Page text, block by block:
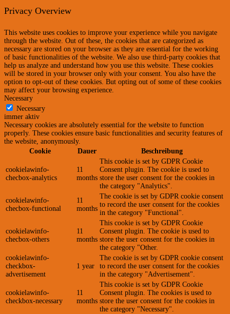
Privacy Overview
This website uses cookies to improve your experience while you navigate
through the website. Out of these, the cookies that are categorized as
necessary are stored on your browser as they are essential for the working
of basic functionalities of the website. We also use third-party cookies that
help us analyze and understand how you use this website. These cookies
will be stored in your browser only with your consent. You also have the
option to opt-out of these cookies. But opting out of some of these cookies
may affect your browsing experience.
Necessary
Necessary
immer aktiv
Necessary cookies are absolutely essential for the website to function
properly. These cookies ensure basic functionalities and security features of
the website, anonymously.
Cookie
Dauer Beschreibung
cookielawinfo-
checbox-analytics
11
months
This cookie is set by GDPR Cookie
Consent plugin. The cookie is used to
store the user consent for the cookies in
the category "Analytics".
cookielawinfo-
checbox-functional
11
months
The cookie is set by GDPR cookie consent
to record the user consent for the cookies
in the category "Functional".
cookielawinfo-
checbox-others
11
months
This cookie is set by GDPR Cookie
Consent plugin. The cookie is used to
store the user consent for the cookies in
the category "Other.
cookielawinfo-
checkbox-
advertisement
1 year
The cookie is set by GDPR cookie consent
to record the user consent for the cookies
in the category "Advertisement".
cookielawinfo-
checkbox-necessary
11
months
This cookie is set by GDPR Cookie
Consent plugin. The cookies is used to
store the user consent for the cookies in
the category "Necessary".